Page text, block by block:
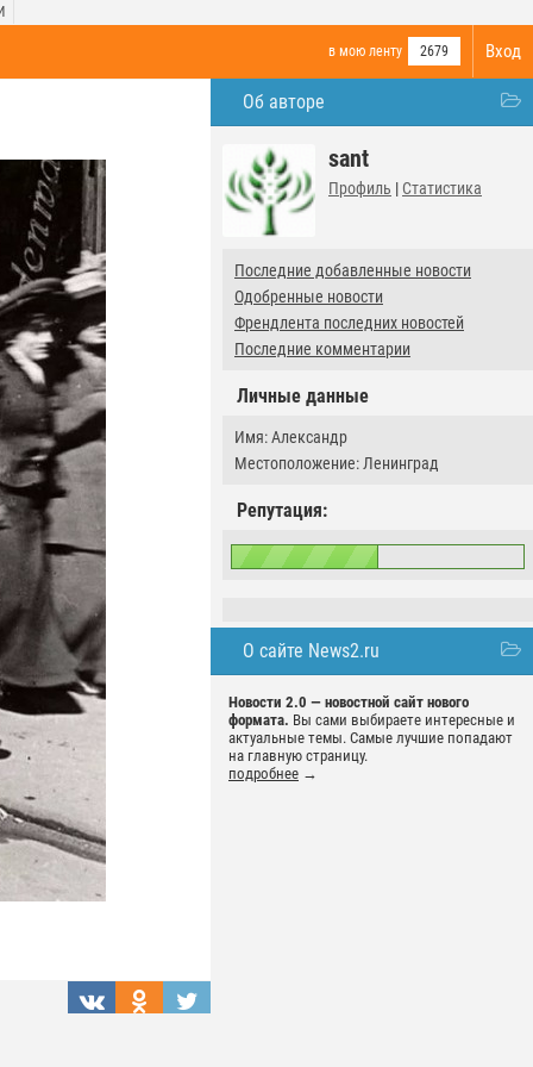
Вход
в мою ленту 2679
Об авторе
sant
Профиль | Статистика
Последние добавленные новости
Одобренные новости
Френдлента последних новостей
Последние комментарии
Личные данные
Имя: Александр
Местоположение: Ленинград
Репутация:
О сайте News2.ru
Новости 2.0 — новостной сайт нового
формата. Вы сами выбираете интересные и
актуальные темы. Самые лучшие попадают
на главную страницу.
подробнее →